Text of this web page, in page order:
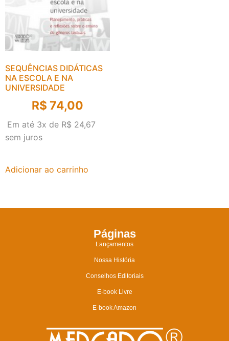
SEQUÊNCIAS DIDÁTICAS
NA ESCOLA E NA
UNIVERSIDADE
R$ 74,00
Em até 3x de R$ 24,67
sem juros
Adicionar ao carrinho
Páginas
Lançamentos
Nossa História
Conselhos Editoriais
E-book Livre
E-book Amazon